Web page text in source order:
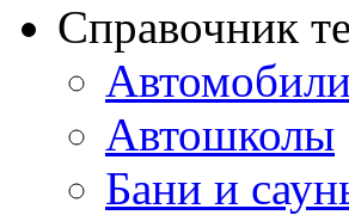
Справочник
Автомобили
Автошколы
Бани и